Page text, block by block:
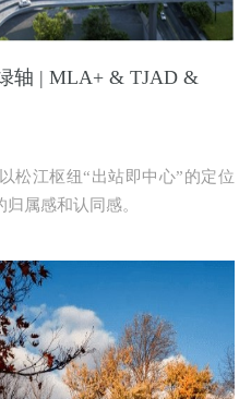
轴 | MLA+ & TJAD &
松江枢纽“出站即中心”的定位
属感和认同感。